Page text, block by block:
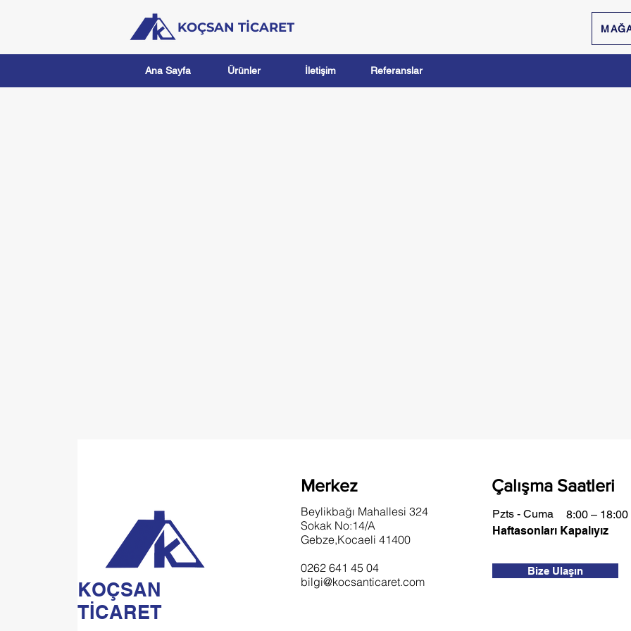
KOÇSAN TİCARET
Ana Sayfa Ürünler İletişim Referanslar
KOÇSAN
TİCARET
Merkez
Beylikbağı Mahallesi 324
Sokak No:14/A
Gebze,Kocaeli 41400
0262 641 45 04
bilgi@kocsanticaret.com
Çalışma Saatleri
Haftasonları Kapalıyız
Pzts - Cuma 8:00 – 18:00
Bize Ulaşın